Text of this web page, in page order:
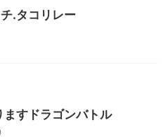
.タコリレー
ますドラゴンバトル